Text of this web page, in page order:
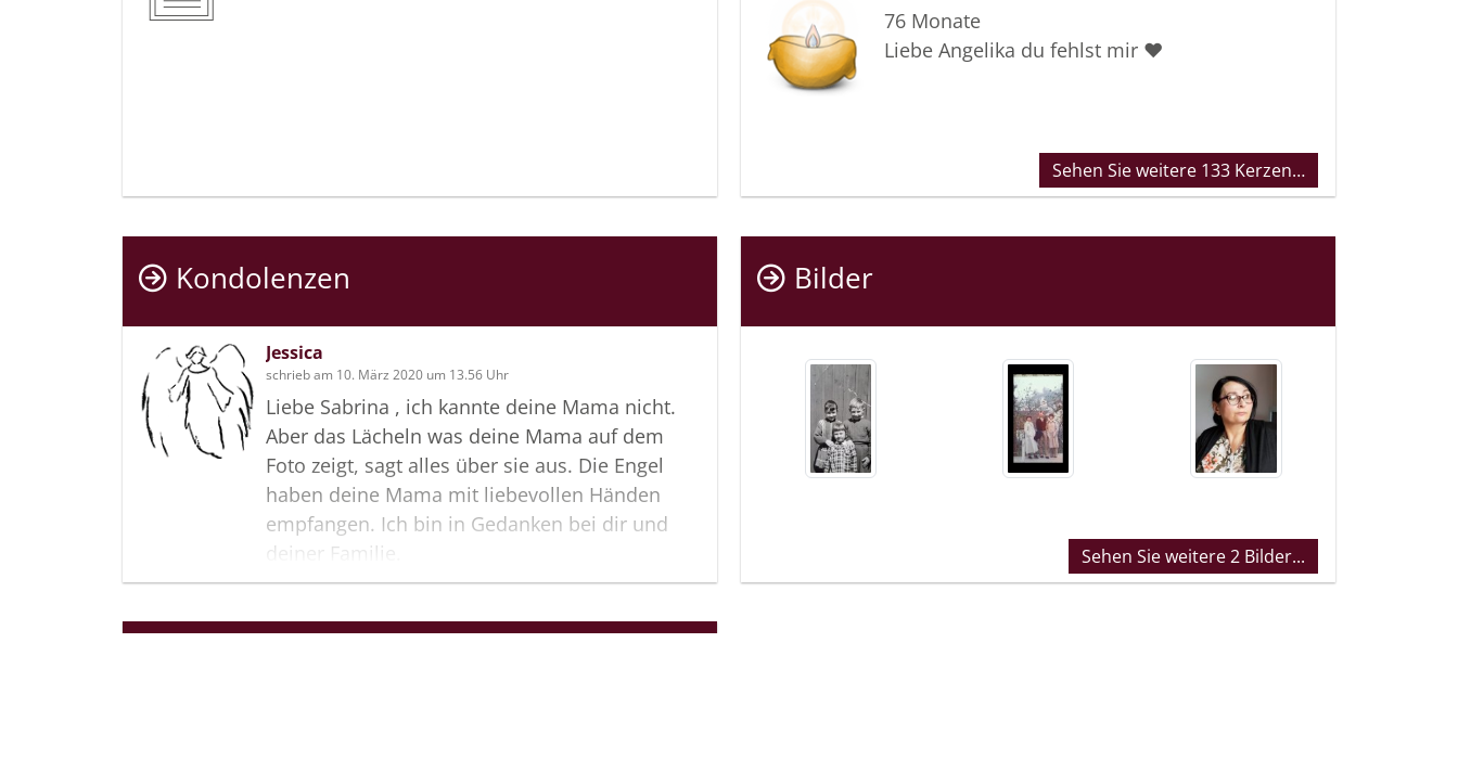
76 Monate
Liebe Angelika du fehlst mir ♥️
Sehen Sie weitere 133 Kerzen…
Kondolenzen
Jessica
schrieb am 10. März 2020 um 13.56 Uhr
Liebe Sabrina , ich kannte deine Mama nicht.
Aber das Lächeln was deine Mama auf dem
Foto zeigt, sagt alles über sie aus. Die Engel
haben deine Mama mit liebevollen Händen
empfangen. Ich bin in Gedanken bei dir und
deiner Familie.
Eine stille und liebevolle Umarmung sendet dir
Bilder
Sehen Sie weitere 2 Bilder...